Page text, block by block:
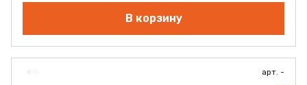
В корзину
арт. -